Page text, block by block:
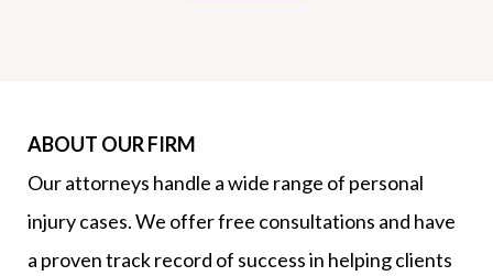
ABOUT OUR FIRM
Our attorneys handle a wide range of personal
injury cases. We offer free consultations and have
a proven track record of success in helping clients